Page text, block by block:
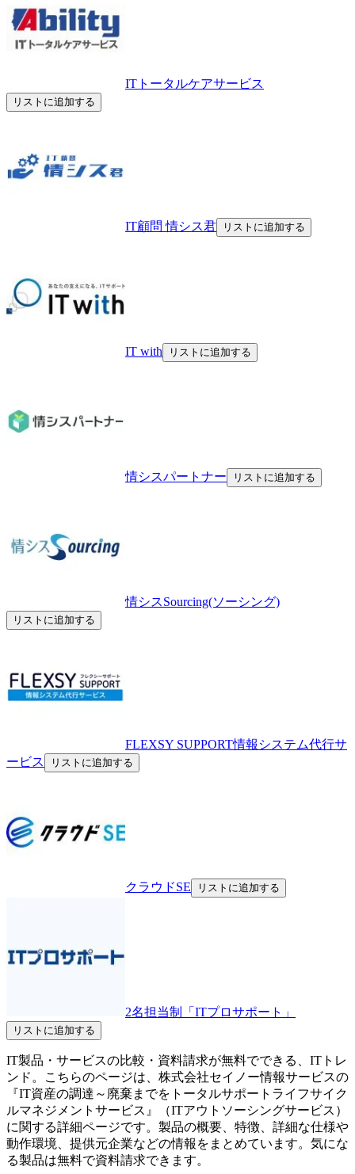
ITトータルケアサービス
リストに追加する
IT顧問 情シス君 リストに追加する
IT with リストに追加する
情シスパートナー リストに追加する
情シスSourcing(ソーシング)
リストに追加する
FLEXSY SUPPORT情報システム代行サ
ービス
リストに追加する
クラウドSE リストに追加する
2名担当制「ITプロサポート」
リストに追加する
IT製品・サービスの比較・資料請求が無料でできる、ITトレ
ンド。こちらのページは、 株式会社セイノー情報サービスの
『IT資産の調達～廃棄までをトータルサポート ライフサイク
ルマネジメントサービス 』（ITアウトソーシングサービス ）
に関する詳細ページです。製品の概要、特徴、詳細な仕様や
動作環境、提供元企業などの情報をまとめています。気にな
る製品は無料で資料請求できます。